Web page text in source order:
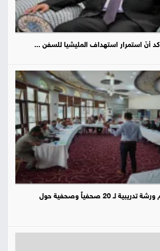
أنّ استمرار استهداف المليشيا للسفن ...
منظمة صدى تنظم ورشة تدريبية لـ 20 صحفياً وصحفية حول